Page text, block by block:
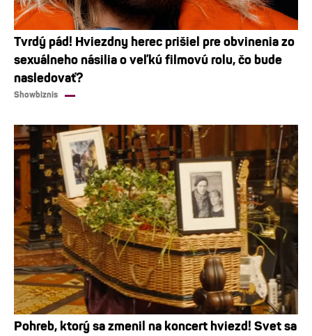
Tvrdý pád! Hviezdny herec prišiel pre obvinenia zo
sexuálneho násilia o veľkú filmovú rolu, čo bude
nasledovať?
Showbiznis
Pohreb, ktorý sa zmenil na koncert hviezd! Svet sa